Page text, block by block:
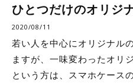
ひとつだけのオリジ
2020/08/11
若い人を中心にオリジナル
ますが、一味変わったオリ
という方は、スマホケース